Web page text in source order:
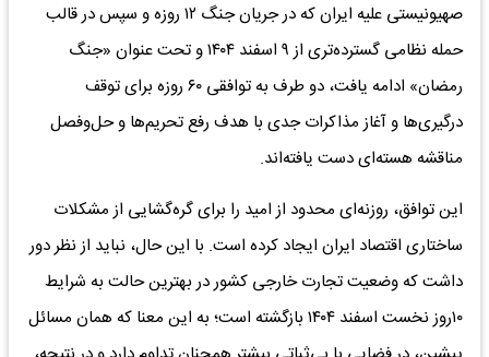
صهیونیستی علیه ایران که در جریان جنگ ۱۲ روزه و سپس در قالب
حمله نظامی گسترده‌تری از ۹ اسفند ۱۴۰۴ و تحت عنوان «جنگ
رمضان» ادامه یافت، دو طرف به توافقی ۶۰ روزه برای توقف
درگیری‌ها و آغاز مذاکرات جدی با هدف رفع تحریم‌ها و حل‌وفصل
مناقشه هسته‌ای دست یافته‌اند.
این توافق، روزنه‌ای محدود از امید را برای گره‌گشایی از مشکلات
ساختاری اقتصاد ایران ایجاد کرده است. با این حال، نباید از نظر دور
داشت که وضعیت تجارت خارجی کشور در بهترین حالت به شرایط
۱۰روز نخست اسفند ۱۴۰۴ بازگشته است؛ به این معنا که همان مسائل